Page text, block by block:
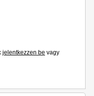
jelentkezzen be vagy